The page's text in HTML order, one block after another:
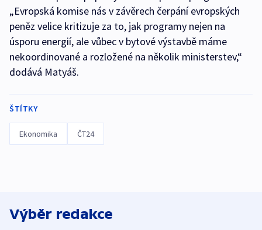
„Evropská komise nás v závěrech čerpání evropských
peněz velice kritizuje za to, jak programy nejen na
úsporu energií, ale vůbec v bytové výstavbě máme
nekoordinované a rozložené na několik ministerstev,“
dodává Matyáš.
ŠTÍTKY
Ekonomika ČT24
Výběr redakce